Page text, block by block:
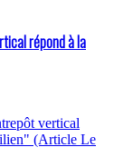
répond à la